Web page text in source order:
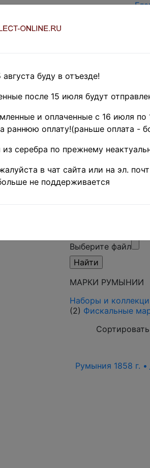
Главная»
Европа»
Румыния
Поиск в категории
Выберите файл
МАРКИ РУМЫНИИ
Наборы и
(2) Фискальные
Румыния 1858 г. •
буду в отъезде!
после 15 июля будут
и оплаченные с 16 июля по
раннюю оплату!(раньше оплата -
серебра по прежнему
в чат сайта или на эл.
не поддерживается